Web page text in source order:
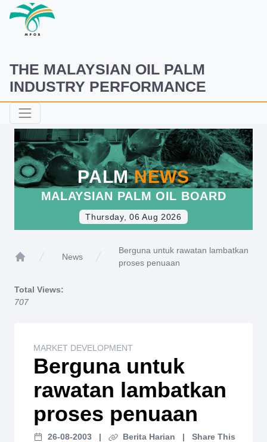
THE MALAYSIAN OIL PALM
INDUSTRY PERFORMANCE
PALMNEWS
MALAYSIAN PALM OIL BOARD
Thursday, 06 Aug 2026
News
Berguna untuk rawatan lambatkan
proses penuaan
Total Views:
707
MARKET DEVELOPMENT
Berguna untuk
rawatan lambatkan
proses penuaan
26-08-2003 | Berita Harian |
Share This